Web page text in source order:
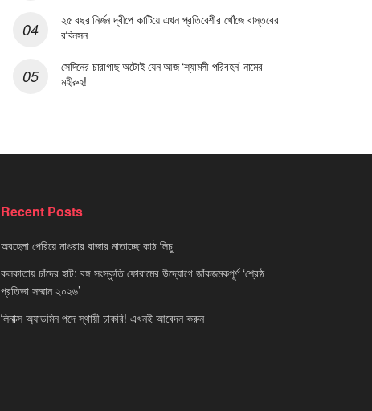
২৫ বছর নির্জন দ্বীপে কাটিয়ে এখন প্রতিবেশীর খোঁজে বাস্তবের
রবিনসন
সেদিনের চারাগাছ অটোই যেন আজ ‘শ্যামলী পরিবহন’ নামের
মহীরুহ!
Recent Posts
অবহেলা পেরিয়ে মাগুরার বাজার মাতাচ্ছে কাঠ লিচু
কলকাতায় চাঁদের হাট: বঙ্গ সংস্কৃতি ফোরামের উদ্যোগে জাঁকজমকপূর্ণ ‘শ্রেষ্ঠ
প্রতিভা সম্মান ২০২৬’
লিনাক্স অ্যাডমিন পদে স্থায়ী চাকরি! এখনই আবেদন করুন